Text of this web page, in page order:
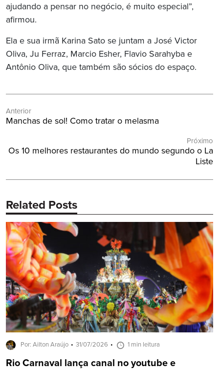
ajudando a pensar no negócio, é muito especial”,
afirmou.
Ela e sua irmã Karina Sato se juntam a José Victor
Oliva, Ju Ferraz, Marcio Esher, Flavio Sarahyba e
Antônio Oliva, que também são sócios do espaço.
de
Anterior
Post
Manchas de sol! Como tratar o melasma
Próximo
Próximo
Os 10 melhores restaurantes do mundo segundo o La
Liste
Related Posts
Por: Ailton Araújo 31/07/2026 1 min leitura
Rio Carnaval lança canal no youtube e